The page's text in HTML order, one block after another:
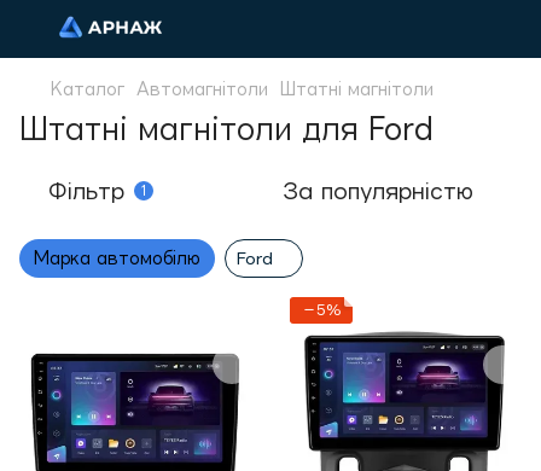
Каталог Автомагнітоли Штатні магнітоли
Штатні магнітоли для Ford
Фільтр 1 За популярністю
Марка автомобілю Ford
−5%